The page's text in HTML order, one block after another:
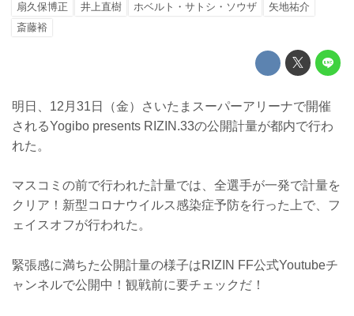
扇久保博正
井上直樹 ホベルト・サトシ・ソウザ
矢地祐介
斎藤裕
明日、12月31日（金）さいたまスーパーアリーナで開催
されるYogibo presents RIZIN.33の公開計量が都内で行わ
れた。
マスコミの前で行われた計量では、全選手が一発で計量を
クリア！新型コロナウイルス感染症予防を行った上で、フ
ェイスオフが行われた。
緊張感に満ちた公開計量の様子はRIZIN FF公式Youtubeチ
ャンネルで公開中！観戦前に要チェックだ！